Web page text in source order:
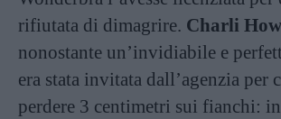
rifiutata di dimagrire. Charli
nonostante un’invidiabile e
era stata invitata dall’agenzia per
perdere 3 centimetri sui fianchi: